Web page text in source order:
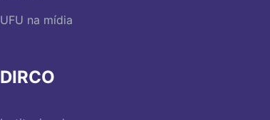
UFU na mídia
DIRCO